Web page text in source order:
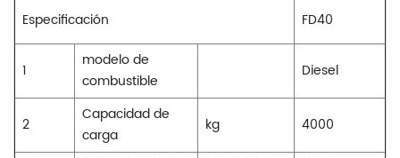
Especificación
FD40
1
modelo de
combustible
Diesel
2
Capacidad de
carga
kg
4000